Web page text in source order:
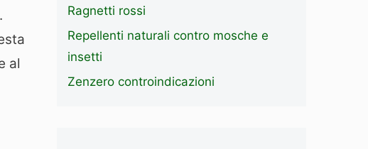
al
Ragnetti rossi
Repellenti naturali contro mosche e
insetti
Zenzero controindicazioni